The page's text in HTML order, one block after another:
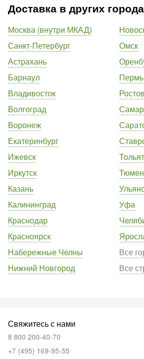
Доставка в других
Москва (внутри МКАД)
Санкт-Петербург
Астрахань
Барнаул
Владивосток
Волгоград
Воронеж
Екатеринбург
Ижевск
Иркутск
Казань
Калининград
Краснодар
Красноярск
Набережные Челны
Нижний Новгород
Омск
Пермь
Уфа
Все
Все
Свяжитесь с нами
8 800 200-40-70
+7 (495) 169-95-55